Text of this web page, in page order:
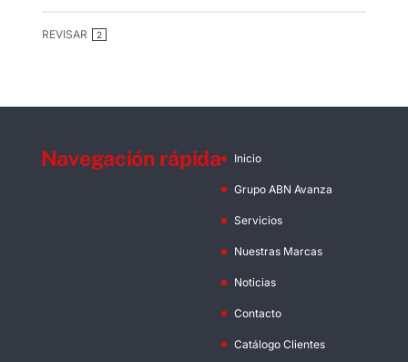
REVISAR 2
Navegación rápida Inicio
Grupo ABN Avanza
Servicios
Nuestras Marcas
Noticias
Contacto
Catálogo Clientes